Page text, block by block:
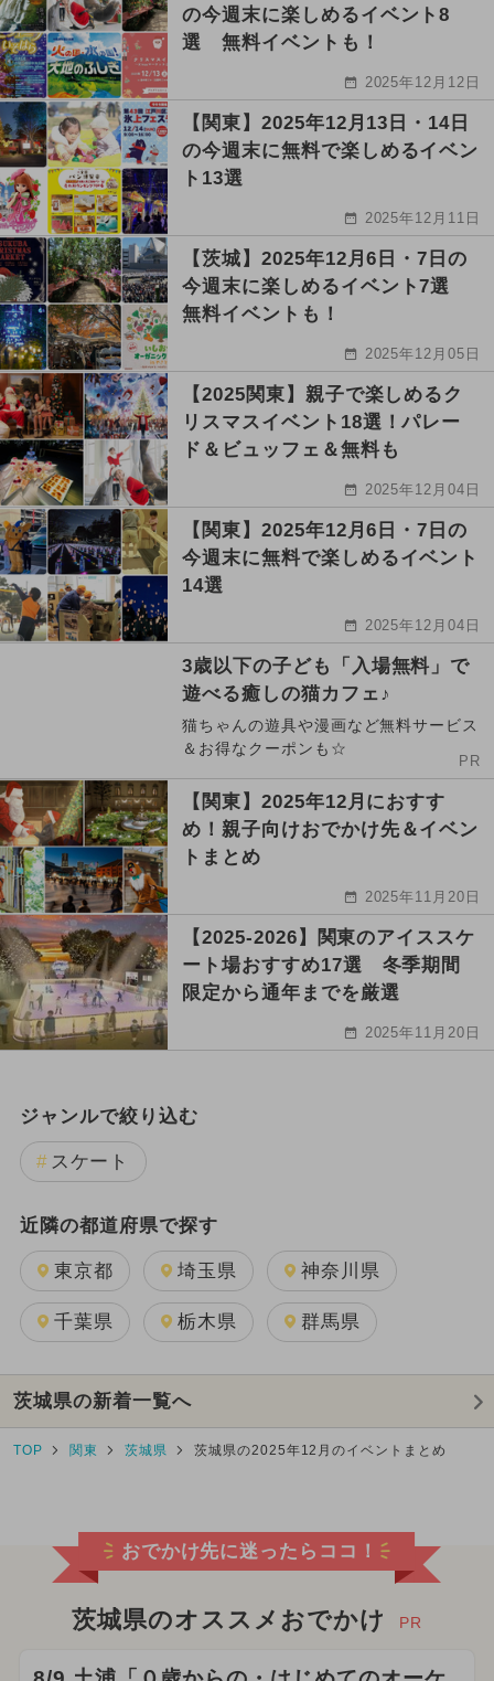
の今週末に楽しめるイベント8
選 無料イベントも！
2025年12月12日
【関東】2025年12月13日・14日
の今週末に無料で楽しめるイベン
ト13選
2025年12月11日
【茨城】2025年12月6日・7日の
今週末に楽しめるイベント7選
無料イベントも！
2025年12月05日
【2025関東】親子で楽しめるク
リスマスイベント18選！パレー
ド＆ビュッフェ＆無料も
2025年12月04日
【関東】2025年12月6日・7日の
今週末に無料で楽しめるイベント
14選
2025年12月04日
3歳以下の子ども「入場無料」で
遊べる癒しの猫カフェ♪
猫ちゃんの遊具や漫画など無料サービス
＆お得なクーポンも☆
PR
【関東】2025年12月におすす
め！親子向けおでかけ先＆イベン
トまとめ
2025年11月20日
【2025-2026】関東のアイススケ
ート場おすすめ17選 冬季期間
限定から通年までを厳選
2025年11月20日
ジャンルで絞り込む
スケート
近隣の都道府県で探す
東京都 埼玉県 神奈川県
千葉県 栃木県 群馬県
茨城県の新着一覧へ
TOP 関東 茨城県 茨城県の2025年12月のイベントまとめ
おでかけ先に迷ったらココ！
茨城県のオススメおでかけ PR